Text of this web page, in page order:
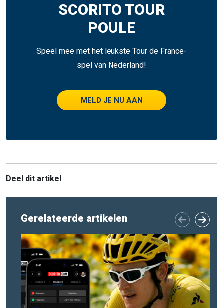
SCORITO TOUR
POULE
Speel mee met het leukste Tour de France-
spel van Nederland!
MELD JE NU AAN
Deel dit artikel
Gerelateerde artikelen